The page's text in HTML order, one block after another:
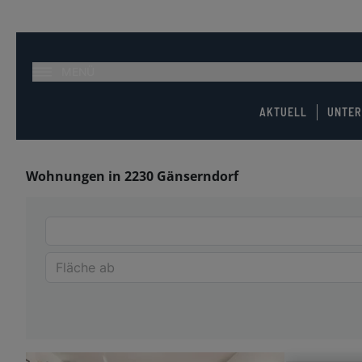
AKTUELL
Wohnungen in 2230 Gänserndorf